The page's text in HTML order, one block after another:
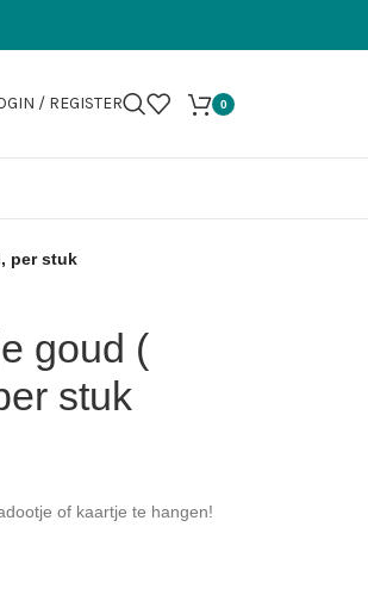
/ REGISTER 0
per stuk
goud (
stuk
of kaartje te hangen!